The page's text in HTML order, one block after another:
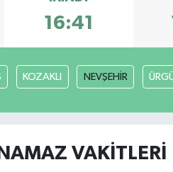
16:41
KOZAKLI NEVŞEHİR
VAKITLERI